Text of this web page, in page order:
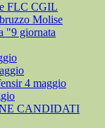
FLC CGIL
Molise
"9 giornata
4 maggio
CANDIDATI